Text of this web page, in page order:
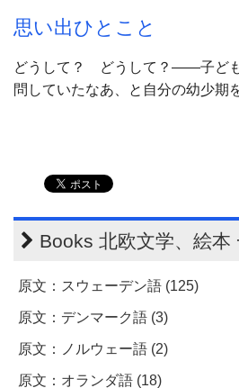
思い出ひとこと
どうして？ どうして？――子ど
問していたなあ、と自分の幼少期
Books 北欧文学、絵本
原文：スウェーデン語 (125)
原文：デンマーク語 (3)
原文：ノルウェー語 (2)
原文：オランダ語 (18)